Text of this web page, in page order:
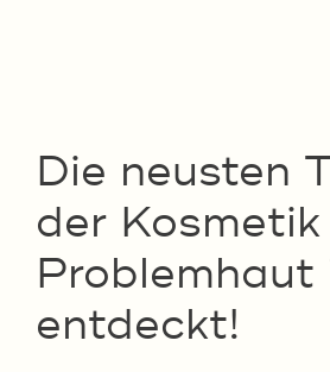
Die neusten
der Kosmetik
Problemhaut
entdeckt!